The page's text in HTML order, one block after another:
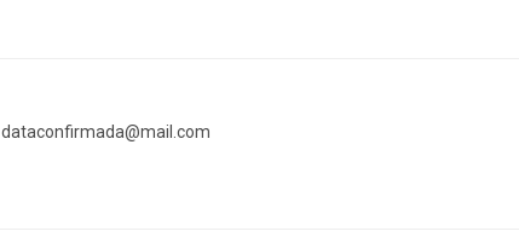
dataconfirmada@mail.com